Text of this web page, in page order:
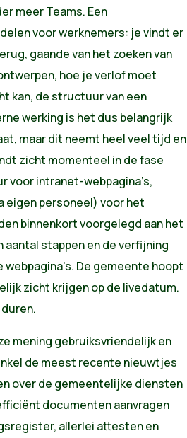
meer Teams. Een
voor werknemers: je vindt er
gaande van het zoeken van
hoe je verlof moet
kan, de structuur van een
werking is het dus belangrijk
maar dit neemt heel veel tijd en
zicht momenteel in de fase
voor intranet-webpagina’s,
eigen personeel) voor het
binnenkort voorgelegd aan het
aantal stappen en de verfijning
De gemeente hoopt
zicht krijgen op de livedatum.
mening gebruiksvriendelijk en
de meest recente nieuwtjes
over de gemeentelijke diensten
documenten aanvragen
allerlei attesten en